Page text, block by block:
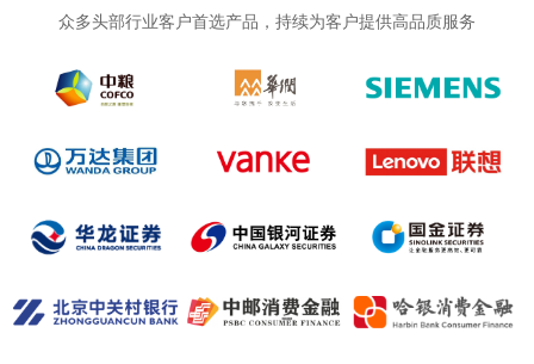
众多头部行业客户首选产品，持续为客户提供高品质服务